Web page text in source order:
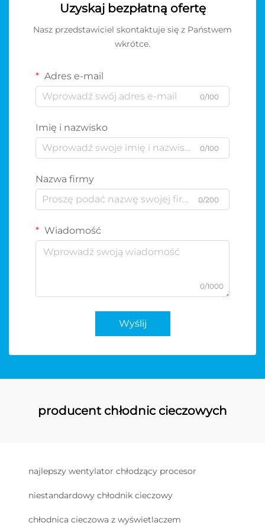
Uzyskaj bezpłatną ofertę
Nasz przedstawiciel skontaktuje się z Państwem
wkrótce.
Adres e-mail
0/100
Imię i nazwisko
0/100
Nazwa firmy
0/200
Wiadomość
0/1000
Wyślij
producent chłodnic cieczowych
najlepszy wentylator chłodzący procesor
niestandardowy chłodnik cieczowy
chłodnica cieczowa z wyświetlaczem